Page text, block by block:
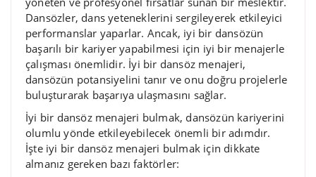
Dansözler, dans yeteneklerini sergileyerek etkileyici
performanslar yaparlar. Ancak, iyi bir dansözün
başarılı bir kariyer yapabilmesi için iyi bir menajerle
çalışması önemlidir. İyi bir dansöz menajeri,
dansözün potansiyelini tanır ve onu doğru projelerle
buluşturarak başarıya ulaşmasını sağlar.
İyi bir dansöz menajeri bulmak, dansözün kariyerini
olumlu yönde etkileyebilecek önemli bir adımdır.
İşte iyi bir dansöz menajeri bulmak için dikkate
almanız gereken bazı faktörler: